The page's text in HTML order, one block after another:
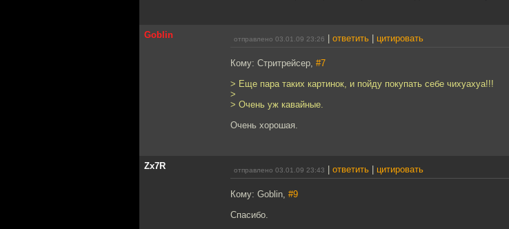
Goblin отправлено 03.01.09 23:26 ответить цитировать
Кому: Стритрейсер, #7
> Еще пара таких картинок, и пойду покупать себе чихуахуа!!!
>
> Очень уж кавайные.
Очень хорошая.
Zx7R отправлено 03.01.09 23:43 ответить цитировать
Кому: Goblin, #9
Спасибо.